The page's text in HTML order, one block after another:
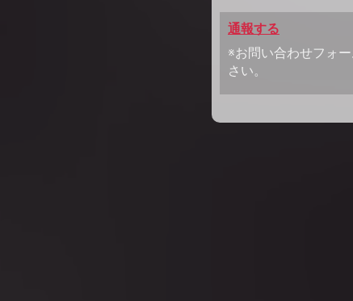
通報する
※お問い合わせフォ
さい。